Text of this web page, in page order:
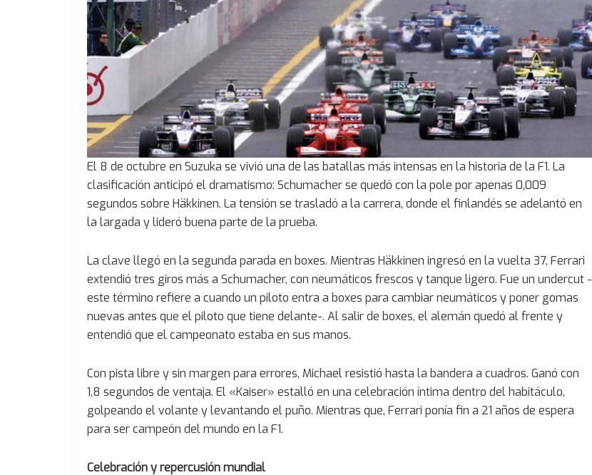
El 8 de octubre en Suzuka se vivió una de las batallas más intensas en la historia de la F1. La
clasificación anticipó el dramatismo: Schumacher se quedó con la pole por apenas 0,009
segundos sobre Häkkinen. La tensión se trasladó a la carrera, donde el finlandés se adelantó en
la largada y lideró buena parte de la prueba.
La clave llegó en la segunda parada en boxes. Mientras Häkkinen ingresó en la vuelta 37, Ferrari
extendió tres giros más a Schumacher, con neumáticos frescos y tanque ligero. Fue un undercut -
este término refiere a cuando un piloto entra a boxes para cambiar neumáticos y poner gomas
nuevas antes que el piloto que tiene delante-. Al salir de boxes, el alemán quedó al frente y
entendió que el campeonato estaba en sus manos.
Con pista libre y sin margen para errores, Michael resistió hasta la bandera a cuadros. Ganó con
1,8 segundos de ventaja. El «Kaiser» estalló en una celebración íntima dentro del habitáculo,
golpeando el volante y levantando el puño. Mientras que, Ferrari ponía fin a 21 años de espera
para ser campeón del mundo en la F1.
Celebración y repercusión mundial